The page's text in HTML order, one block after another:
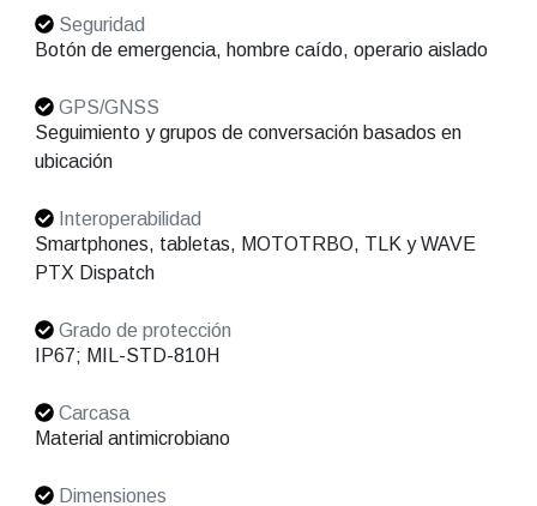
Seguridad
Botón de emergencia, hombre caído, operario aislado
GPS/GNSS
Seguimiento y grupos de conversación basados en
ubicación
Interoperabilidad
Smartphones, tabletas, MOTOTRBO, TLK y WAVE
PTX Dispatch
Grado de protección
IP67; MIL-STD-810H
Carcasa
Material antimicrobiano
Dimensiones